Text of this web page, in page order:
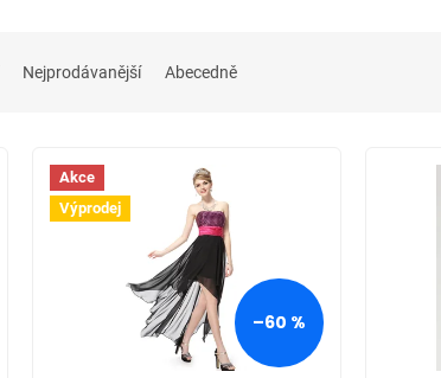
Nejprodávanější Abecedně
Akce
Výprodej
–60 %